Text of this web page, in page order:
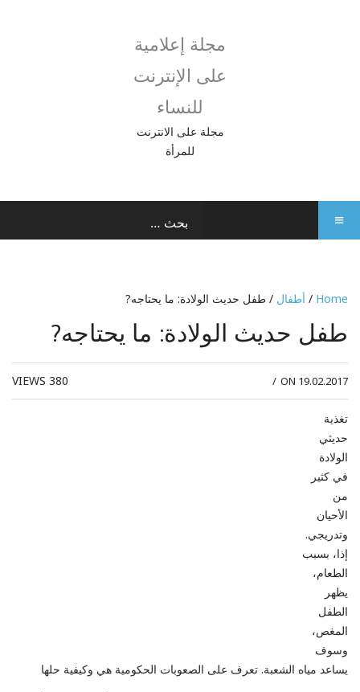
مجلة إعلامية
على الإنترنت
للنساء
مجلة على الانترنت
للمرأة
Home
/ أطفال / طفل حديث الولادة: ما يحتاجه?
طفل حديث الولادة: ما يحتاجه?
ON 19.02.2017
/
380
VIEWS
تغذية
حديثي
الولادة
في كثير
من
الأحيان
وتدريجي.
إذا، بسبب
الطعام،
يظهر
الطفل
المغص،
وسوف
يساعد مياه الشعبة. تعرف على الصعوبات الحكومية هي وكيفية حلها